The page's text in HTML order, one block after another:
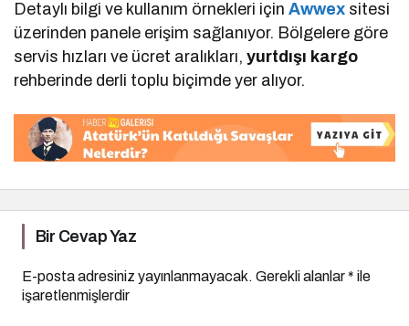
Detaylı bilgi ve kullanım örnekleri için Awwex sitesi
üzerinden panele erişim sağlanıyor. Bölgelere göre
servis hızları ve ücret aralıkları,yurtdışı kargo
rehberinde derli toplu biçimde yer alıyor.
Bir Cevap Yaz
E-posta adresiniz yayınlanmayacak. Gerekli alanlar* ile
işaretlenmişlerdir